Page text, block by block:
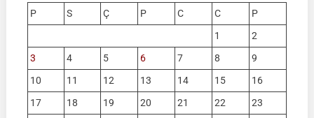
P
S Ç P C C
P
1
2
3
4 5 6 7 8
9
10
11 12 13 14 15
16
17
18 19 20 21 22
23